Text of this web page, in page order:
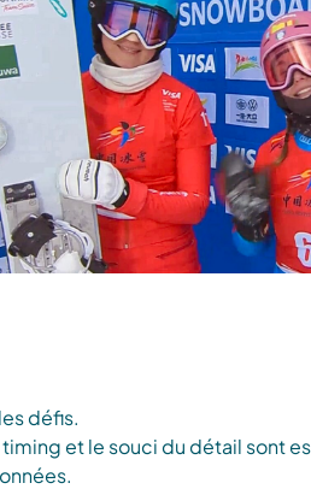
défis.
et le souci du détail sont